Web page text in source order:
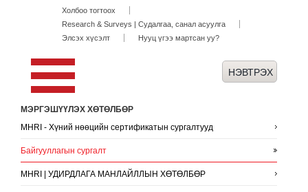
Холбоо тогтоох
Research & Surveys | Судалгаа, санал асуулга
Элсэх хүсэлт
Нууц үгээ мартсан уу?
МЭРГЭШҮҮЛЭХ ХӨТӨЛБӨР
MHRI - Хүний нөөцийн сертификатын сургалтууд
Байгууллагын сургалт
MHRI | УДИРДЛАГА МАНЛАЙЛЛЫН ХӨТӨЛБӨР